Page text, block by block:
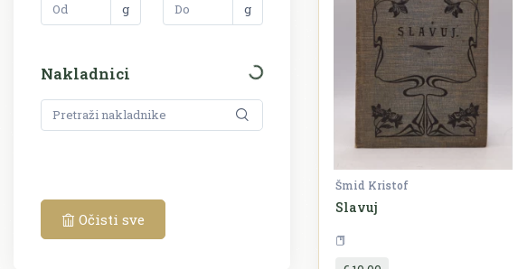
g g
Nakladnici
Očisti sve
Šmid Kristof
Slavuj